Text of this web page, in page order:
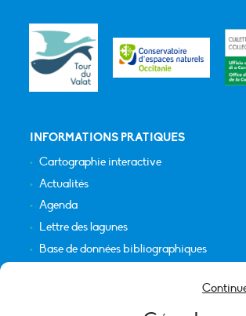
INFORMATIONS PRATIQUES
Cartographie interactive
Actualités
Agenda
Lettre des lagunes
Base de données bibliographiques